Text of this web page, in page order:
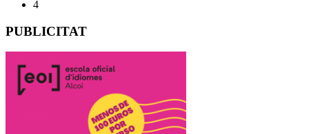
4
PUBLICITAT